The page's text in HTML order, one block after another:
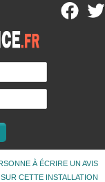
À ÉCRIRE UN AVIS
SUR CETTE INSTALLATION